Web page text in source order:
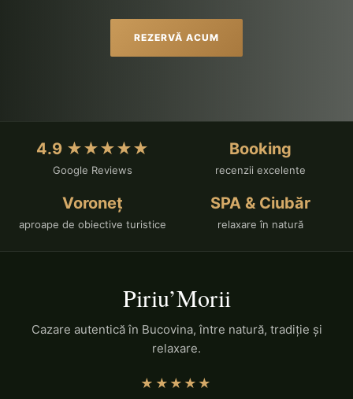
REZERVĂ ACUM
4.9 ★★★★★
Google Reviews
Booking
recenzii excelente
Voroneț
aproape de obiective turistice
SPA & Ciubăr
relaxare în natură
Piriu’Morii
Cazare autentică în Bucovina, între natură, tradiție și
relaxare.
★★★★★